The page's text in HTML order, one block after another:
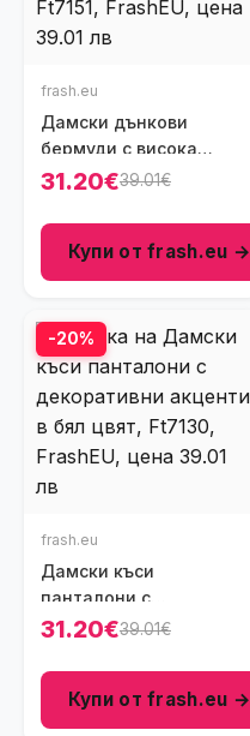
frash.eu
Дамски дънкови
бермуди с висока
талия и накъсан
31.20€39.01€
Купи от frash.eu →
-20%
frash.eu
Дамски къси
панталони с
декоративни акценти
31.20€39.01€
Купи от frash.eu →